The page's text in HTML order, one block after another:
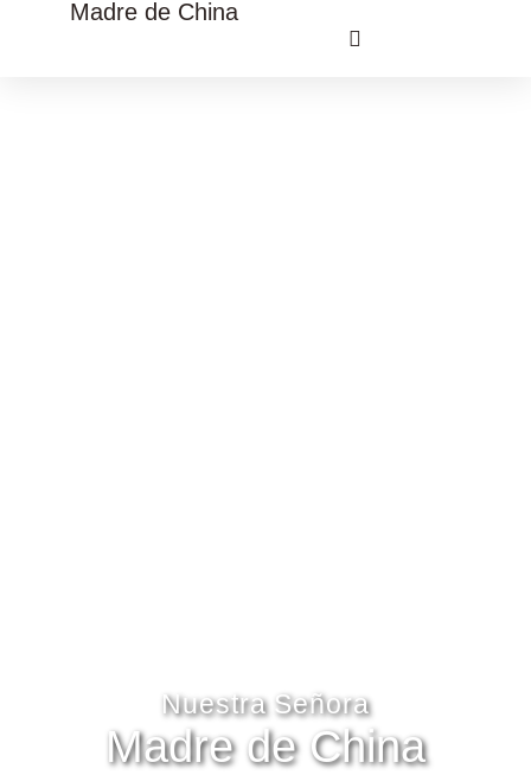
Madre de China
Nuestra Señora
Madre de China